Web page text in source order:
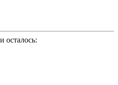
осталось: